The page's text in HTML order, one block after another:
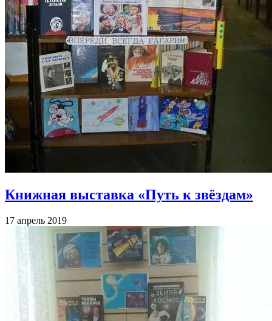
Книжная выставка «Путь к звёздам»
17 апрель 2019